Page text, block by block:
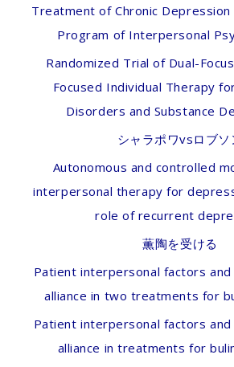
Treatment of Chronic
Program of Interpersonal
Randomized Trial of Dual-
Focused Individual Therapy
Disorders and Substance
シャラポワvsロブソ
Autonomous and controlled
interpersonal therapy for
role of recurrent
薫陶を受ける
Patient interpersonal factors
alliance in two treatments for
Patient interpersonal factors
alliance in treatments for